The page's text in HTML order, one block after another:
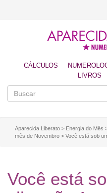
CÁLCULOS
LIVROS
Aparecida Liberato > Energia do Mês
mês de Novembro > Você está sob
Você está